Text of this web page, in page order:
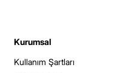
Kurumsal
Kullanım Şartları